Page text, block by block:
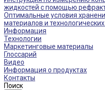
жидкостей с помощью
Оптимальные условия
материалов и
Информация
Технологии
Маркетинговые материалы
Глоссарий
Видео
Информация о продуктах
Контакты
Поиск